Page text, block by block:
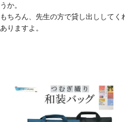
うか。
もちろん、先生の方で貸し出しして
ありますよ。